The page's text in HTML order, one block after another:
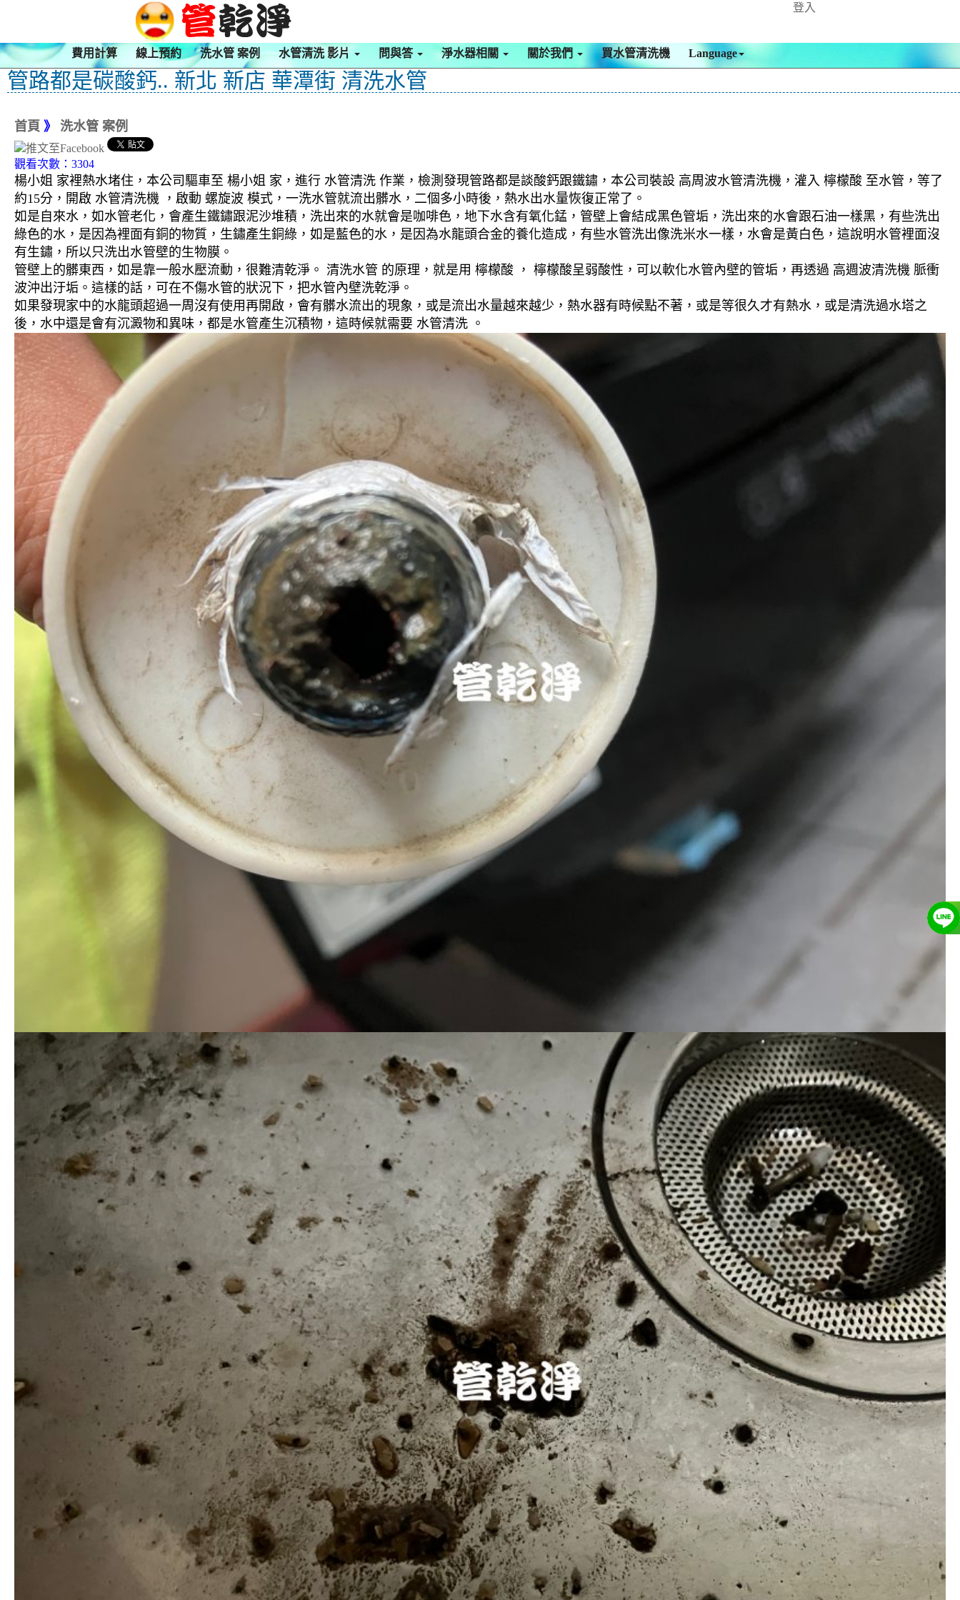
登入
費用計算 線上預約 洗水管 案例 水管清洗 影片 問與答 淨水器相關 關於我們 買水管清洗機 Language
管路都是碳酸鈣.. 新北 新店 華潭街 清洗水管
首頁 》 洗水管 案例
觀看次數：3304
楊小姐 家裡熱水堵住，本公司驅車至 楊小姐 家，進行 水管清洗 作業，檢測發現管路都是談酸鈣跟鐵鏽，本公司裝設 高周波水管清洗機，灌入 檸檬酸 至水管，等了
約15分，開啟 水管清洗機 ，啟動 螺旋波 模式，一洗水管就流出髒水，二個多小時後，熱水出水量恢復正常了。
如是自來水，如水管老化，會產生鐵鏽跟泥沙堆積，洗出來的水就會是咖啡色，地下水含有氧化錳，管壁上會結成黑色管垢，洗出來的水會跟石油一樣黑，有些洗出
綠色的水，是因為裡面有銅的物質，生鏽產生銅綠，如是藍色的水，是因為水龍頭合金的養化造成，有些水管洗出像洗米水一樣，水會是黃白色，這說明水管裡面沒
有生鏽，所以只洗出水管壁的生物膜。
管壁上的髒東西，如是靠一般水壓流動，很難清乾淨。 清洗水管 的原理，就是用 檸檬酸 ， 檸檬酸呈弱酸性，可以軟化水管內壁的管垢，再透過 高週波清洗機 脈衝
波沖出汙垢。這樣的話，可在不傷水管的狀況下，把水管內壁洗乾淨。
如果發現家中的水龍頭超過一周沒有使用再開啟，會有髒水流出的現象，或是流出水量越來越少，熱水器有時候點不著，或是等很久才有熱水，或是清洗過水塔之
後，水中還是會有沉澱物和異味，都是水管產生沉積物，這時候就需要 水管清洗 。